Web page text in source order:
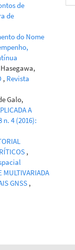
de
de
do Nome
, Revista
Galo,
A
4 (2016):
,
MULTIVARIADA
GNSS ,